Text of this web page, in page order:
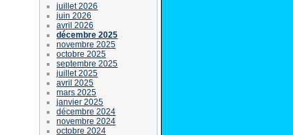
juillet 2026
juin 2026
avril 2026
décembre 2025
novembre 2025
octobre 2025
septembre 2025
juillet 2025
avril 2025
mars 2025
janvier 2025
décembre 2024
novembre 2024
octobre 2024